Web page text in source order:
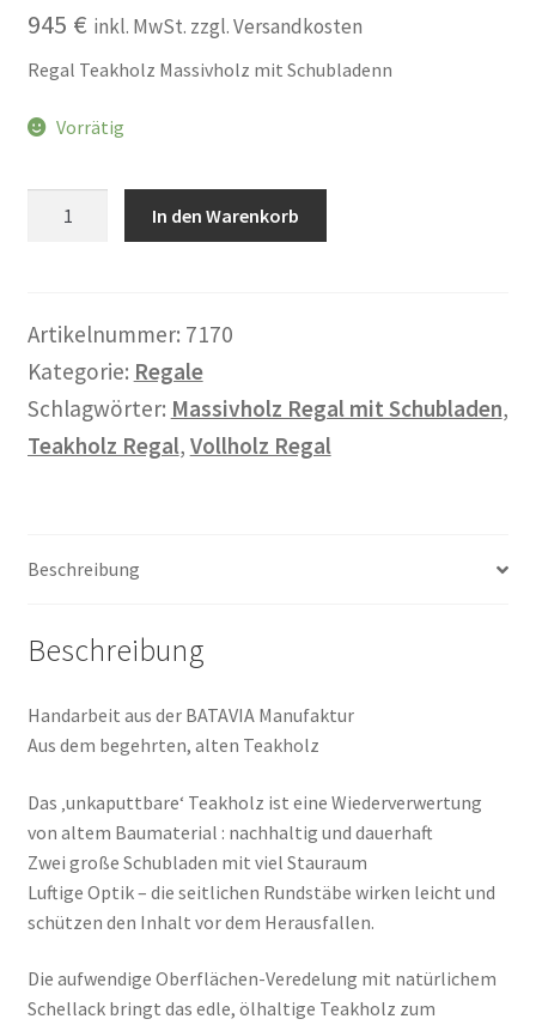
Wohnzimmertisch mit Stühlen
Zahlungsarten
945 € inkl. MwSt. zzgl. Versandkosten
Regal Teakholz Massivholz mit Schubladenn
Vorrätig
mit
Schubladen
Menge
In den Warenkorb
Artikelnummer: 7170
Kategorie: Regale
Schlagwörter: Massivholz Regal mit Schubladen,
Teakholz Regal, Vollholz Regal
Beschreibung
Beschreibung
Handarbeit aus der BATAVIA Manufaktur
Aus dem begehrten, alten Teakholz
Das ‚unkaputtbare‘ Teakholz ist eine Wiederverwertung
von altem Baumaterial : nachhaltig und dauerhaft
Zwei große Schubladen mit viel Stauraum
Luftige Optik – die seitlichen Rundstäbe wirken leicht und
schützen den Inhalt vor dem Herausfallen.
Die aufwendige Oberflächen-Veredelung mit natürlichem
Schellack bringt das edle, ölhaltige Teakholz zum